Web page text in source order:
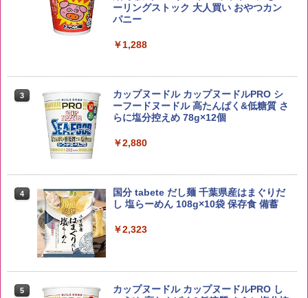
￥3,980
3
【在庫処分価格】ももたろう印 無洗米 5
kg 業務用 お米マイスターブレンド
￥2,680
4
by Amazon 新潟県産 新潟のお米 無洗米
5kg
￥3,274
5
by Amazon あきたこまちブレンド 無洗
米 5kg
イボール 大容量
3
角ハイボール 350ml×24本 サントリー ウ
イスキー ハイボール 缶
4
トリスウイスキー 4000ml サントリー 大
容量 4リットル
￥4,274
5
【数量限定】フロム・ザ・バレル モルト
ウイスキー500ml アサヒ [ 日本 500ml ]
ーリングストック 大人買い おやつカン
パニー
￥1,288
3
カップヌードル カップヌードルPRO シ
ーフードヌードル 高たんぱく&低糖質 さ
らに塩分控えめ 78g×12個
￥2,880
4
国分 tabete だし麺 千葉県産はまぐりだ
し 塩らーめん 108g×10袋 保存食 備蓄
￥2,323
5
カップヌードル カップヌードルPRO し